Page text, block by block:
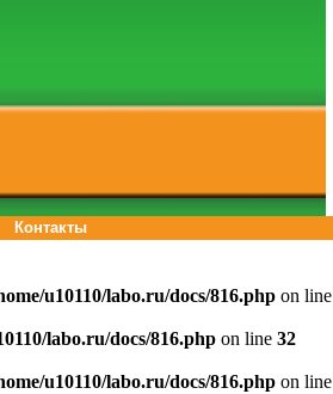
Контакты
u10110/labo.ru/docs/816.phpon line
labo.ru/docs/816.php on line 32
u10110/labo.ru/docs/816.phpon line